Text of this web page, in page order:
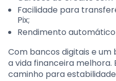
Facilidade para
Pix;
Rendimento
Com bancos digitais e um
a vida financeira melhora.
caminho para